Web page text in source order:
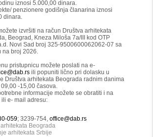
iznosi 5.000,00 dinara.
penzionere godišnja članarina iznosi
dinara.
izvršiti na račun Društva arhitekata
Beograd, Kneza Miloša 7a/III kod OTP
Novi Sad broj 325-9500600062062-07 sa
na broj 2026.
pristupnicu možete poslati na e-
ili popuniti lično pri dolasku u
Društva arhitekata Beograda radnim danima
-15,00 časova.
informacije možete se obratiti i na
ili e- mail adresu:
059; 3239-754, office@dab.rs
arhitekata Beograda
arhitekata Srbije